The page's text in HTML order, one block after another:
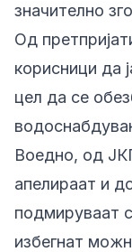
значително
Од
корисници да
цел да се
Воедно, од
апелираат и
подмируваат
избегнат